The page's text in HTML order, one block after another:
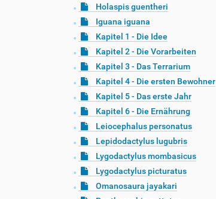
Holaspis guentheri
Iguana iguana
Kapitel 1 - Die Idee
Kapitel 2 - Die Vorarbeiten
Kapitel 3 - Das Terrarium
Kapitel 4 - Die ersten Bewohner
Kapitel 5 - Das erste Jahr
Kapitel 6 - Die Ernährung
Leiocephalus personatus
Lepidodactylus lugubris
Lygodactylus mombasicus
Lygodactylus picturatus
Omanosaura jayakari